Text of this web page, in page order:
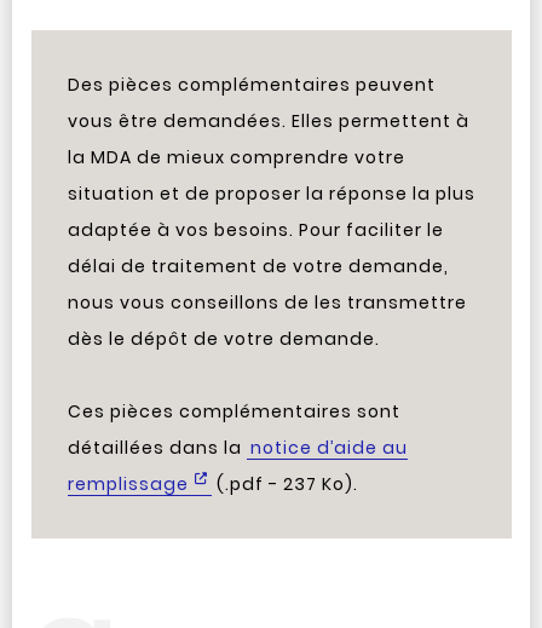
Des pièces complémentaires peuvent
vous être demandées. Elles permettent à
la MDA de mieux comprendre votre
situation et de proposer la réponse la plus
adaptée à vos besoins. Pour faciliter le
délai de traitement de votre demande,
nous vous conseillons de les transmettre
dès le dépôt de votre demande.
Ces pièces complémentaires sont
détaillées dans la notice d’aide au
remplissage
(.pdf - 237 Ko).